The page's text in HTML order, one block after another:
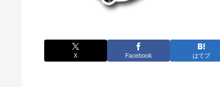
X Facebook はてブ